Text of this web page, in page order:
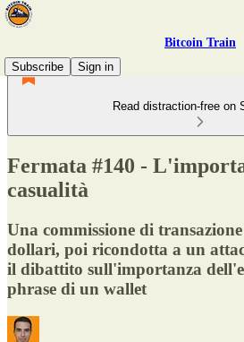
Bitcoin Train
Subscribe
Sign in
Read distraction-free on
Fermata #140 -
casualità
Una commissione di
dollari, poi ricondotta a un
il dibattito sull'importanza
phrase di un wallet